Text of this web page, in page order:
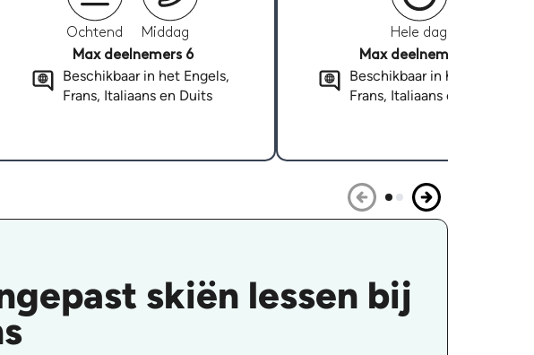
Ochtend
Middag
Max deelnemers 6
Beschikbaar in het Engels,
Frans, Italiaans en Duits
Hele dag
Max deelnemers 6
Beschikbaar in het Engels,
Frans, Italiaans en Duits
skiën lessen bij